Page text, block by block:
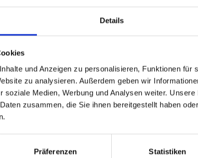
Details
und Anzeigen zu personalisieren, Funktionen für
zu analysieren. Außerdem geben wir
soziale Medien, Werbung und Analysen weiter.
zusammen, die Sie ihnen bereitgestellt haben
Präferenzen Statistiken
Über soziale Medien erreichte die
21 Ländern.
Practice on Investments and
jährlichen Investitionsforums des
soll ein regionaler Raum sein, in
entwickelt und gefördert
belastbaren Dekarbonisierung der
Der Start des CoP umfasste
den Zielsektoren, wobei ein Viertel
lateinamerikanischen Community of
(CoP) statt, bei der ein